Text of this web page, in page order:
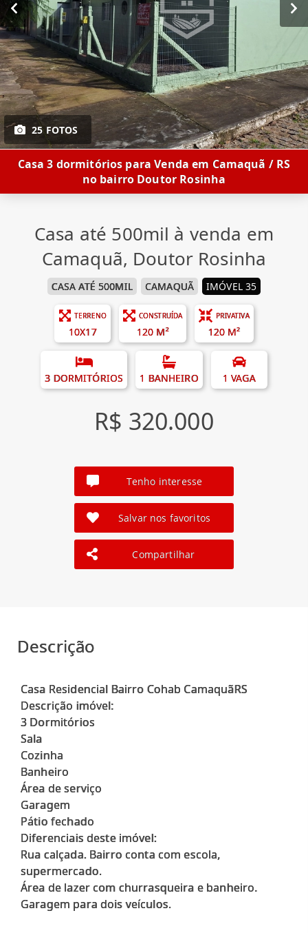
25 FOTOS
Casa 3 dormitórios para Venda em Camaquã / RS
no bairro Doutor Rosinha
Casa até 500mil à venda em
Camaquã, Doutor Rosinha
CASA ATÉ 500MIL CAMAQUÃ IMÓVEL 35
TERRENO
10X17
CONSTRUÍDA
120 M²
PRIVATIVA
120 M²
3 DORMITÓRIOS 1 BANHEIRO 1 VAGA
R$ 320.000
Tenho interesse
Salvar nos favoritos
Compartilhar
Descrição
Casa Residencial Bairro Cohab CamaquãRS
Descrição imóvel:
3 Dormitórios
Sala
Cozinha
Banheiro
Área de serviço
Garagem
Pátio fechado
Diferenciais deste imóvel:
Rua calçada. Bairro conta com escola,
supermercado.
Área de lazer com churrasqueira e banheiro.
Garagem para dois veículos.